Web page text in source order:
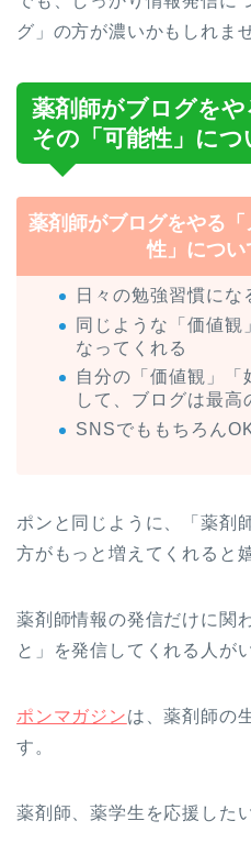
グ」の方が濃いかもしれま
薬剤師がブログを
その「可能性」に
薬剤師がブログをやる
性」につ
日々の勉強習慣にな
同じような「価値観
なってくれる
自分の「価値観」「
して、ブログは最高
SNSでももちろん
ポンと同じように、「薬剤
方がもっと増えてくれると
薬剤師情報の発信だけに関
と」を発信してくれる人が
ポンマガジンは、薬剤師の
す。
薬剤師、薬学生を応援した